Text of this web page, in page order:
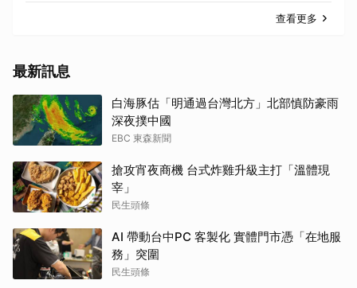
查看更多
最新訊息
白海豚估「明通過台灣北方」北部慎防豪雨
深夜撲中國
EBC 東森新聞
搶攻宵夜商機 台式炸雞升級主打「溫體現
宰」
民生頭條
AI 帶動台中PC 客製化 實體門市憑「在地服
務」突圍
民生頭條